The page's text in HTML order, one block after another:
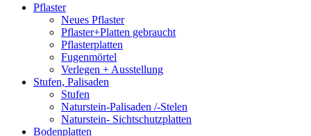
Pflaster
Neues Pflaster
Pflaster+Platten gebraucht
Pflasterplatten
Fugenmörtel
Verlegen + Ausstellung
Stufen, Palisaden
Stufen
Naturstein-Palisaden /-Stelen
Naturstein- Sichtschutzplatten
Bodenplatten